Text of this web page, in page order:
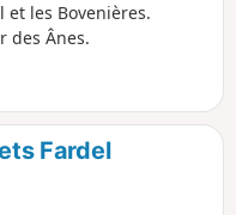
les Bovenières.
des Ânes.
Fardel